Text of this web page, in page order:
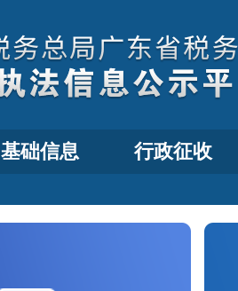
基础信息 行政征收